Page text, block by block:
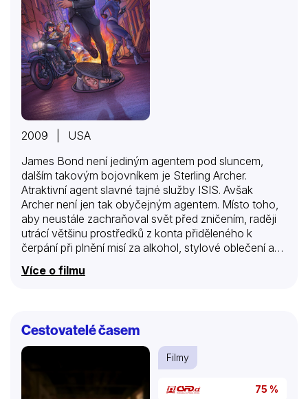
2009 | USA
James Bond není jediným agentem pod sluncem,
dalším takovým bojovníkem je Sterling Archer.
Atraktivní agent slavné tajné služby ISIS. Avšak
Archer není jen tak obyčejným agentem. Místo toho,
aby neustále zachraňoval svět před zničením, raději
utrácí většinu prostředků z konta přiděleného k
čerpání při plnění misí za alkohol, stylové oblečení a
díky tomu, že jeho matka je šéfkou celé tajné
Více o filmu
Cestovatelé časem
Filmy
75 %